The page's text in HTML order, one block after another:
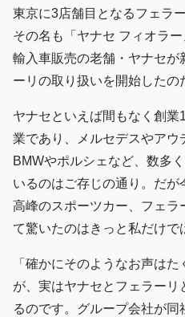
東京に3店舗目となるフェラ
その名も「ヤナセ フィオラ
輸入車販売の老舗・ヤナセが
ーリの取り扱いを開始したの
ヤナセといえば間もなく創
業であり、メルセデスやア
BMWやポルシェなど、数多
いるのはご存じの通り。だ
高峰のスポーツカー、フェ
て驚いたのはきっと私だけで
「確かにそのようなお声は
が、実はヤナセとフェラー
るのです。グループ会社が